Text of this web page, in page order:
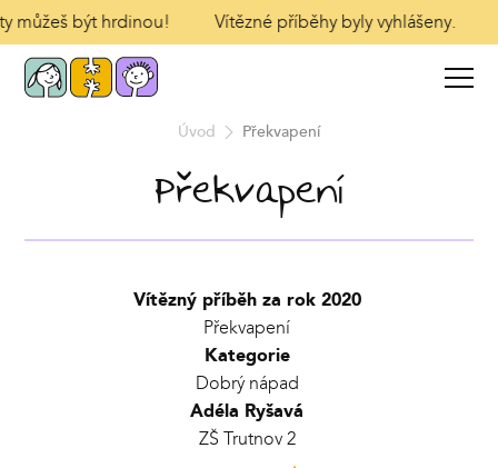
můžeš být hrdinou! Vítězné příběhy byly vyhlášeny.
Úvod Překvapení
Překvapení
Vítězný příběh za rok 2020
Překvapení
Kategorie
Dobrý nápad
Adéla Ryšavá
ZŠ Trutnov 2